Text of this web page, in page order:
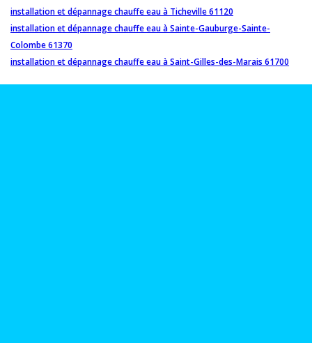
installation et dépannage chauffe eau à Ticheville 61120
installation et dépannage chauffe eau à Sainte-Gauburge-Sainte-
Colombe 61370
installation et dépannage chauffe eau à Saint-Gilles-des-Marais 61700